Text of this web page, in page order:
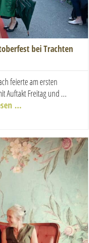
bei Trachten
feierte am ersten
Auftakt Freitag und ...
…